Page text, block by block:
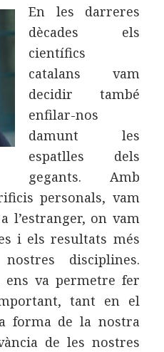
En les darreres
dècades els
científics
catalans vam
decidir també
enfilar-nos
damunt les
espatlles dels
gegants. Amb
personals, vam
l’estranger, on vam
i els resultats més
disciplines.
ens va permetre fer
tant en el
forma de la nostra
de les nostres